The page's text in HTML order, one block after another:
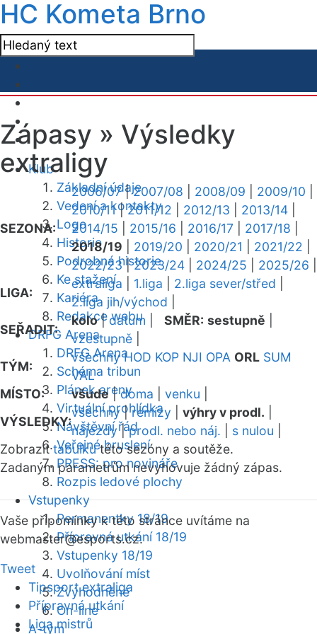
HC Kometa Brno
Klub
Základní údaje
Vedení a kontakty
Logo
Historie
Podrobná historie
Ke stažení
Kariéra
Redakce webu
DRFG Arena
DRFG Arena
Schéma tribun
Plánek areny
Virtuální prohlídka
Návštěvní řád
Veřejné bruslení
PRESS: pro novináře
Rozpis ledové plochy
Vstupenky
Permanentky 18/19
Přípravná utkání 18/19
Vstupenky 18/19
Uvolňování míst
Zvýhodněné
On-line
A-tým
Zápasy » Výsledky
extraligy
SEZONA:
2006/07|2007/08 2008/09 2009/10
2010/11|2011/12 2012/13 2013/14
2014/15
2015/16 2016/17 2017/18
2018/19
2019/20 2020/21 2021/22
2022/23|2023/24 2024/25 2025/26
LIGA:
extraliga 1.liga 2.liga sever/střed
2.liga jih/východ
SEŘADIT:
kolo|datum SMĚR: sestupně
vzestupně
TÝM:
všechny HOD KOP NJI OPA ORL SUM
VAL
MÍSTO:
všude|doma venku
VÝSLEDKY:
všechny|remízy výhry v prodl.
nájezdy|prodl. nebo náj. s nulou
Zobrazittabulkutéto sezóny a soutěže.
Zadaným parametrům nevyhovuje žádný zápas.
Vaše připomínky k této stránce uvítáme na
webmaster@esports.cz.
Tweet
Tipsport extraliga
Přípravná utkání
Liga mistrů